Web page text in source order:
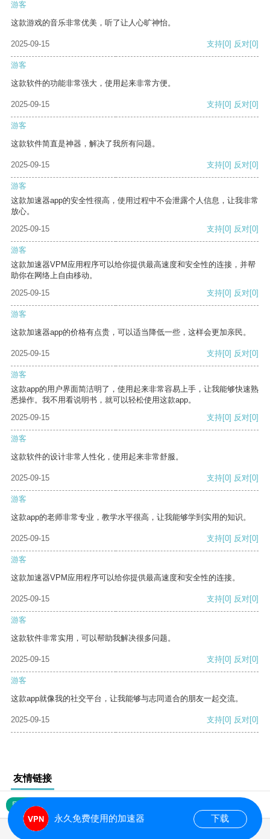
游客
这款游戏的音乐非常优美，听了让人心旷神怡。
2025-09-15 支持[0] 反对[0]
游客
这款软件的功能非常强大，使用起来非常方便。
2025-09-15 支持[0] 反对[0]
游客
这款软件简直是神器，解决了我所有问题。
2025-09-15 支持[0] 反对[0]
游客
这款加速器app的安全性很高，使用过程中不会泄露个人信息，让我非常
放心。
2025-09-15
支持[0] 反对[0]
游客
这款加速器VPM应用程序可以给你提供最高速度和安全性的连接，并帮
助你在网络上自由移动。
2025-09-15
支持[0] 反对[0]
游客
这款加速器app的价格有点贵，可以适当降低一些，这样会更加亲民。
2025-09-15 支持[0] 反对[0]
游客
这款app的用户界面简洁明了，使用起来非常容易上手，让我能够快速熟
悉操作。我不用看说明书，就可以轻松使用这款app。
2025-09-15
支持[0] 反对[0]
游客
这款软件的设计非常人性化，使用起来非常舒服。
2025-09-15 支持[0] 反对[0]
游客
这款app的老师非常专业，教学水平很高，让我能够学到实用的知识。
2025-09-15 支持[0] 反对[0]
游客
这款加速器VPM应用程序可以给你提供最高速度和安全性的连接。
2025-09-15 支持[0] 反对[0]
游客
这款软件非常实用，可以帮助我解决很多问题。
2025-09-15 支持[0] 反对[0]
游客
这款app就像我的社交平台，让我能够与志同道合的朋友一起交流。
2025-09-15 支持[0] 反对[0]
友情链接
网站地图
永久免费使用的加速器 下载